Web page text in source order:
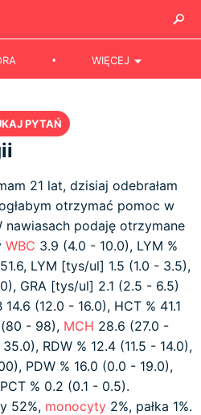
WIĘCEJ
PYTAŃ
21 lat, dzisiaj odebrałam
otrzymać pomoc w
podaję otrzymane
WBC 3.9 (4.0 - 10.0), LYM %
LYM [tys/ul] 1.5 (1.0 - 3.5),
GRA [tys/ul] 2.1 (2.5 - 6.5)
(12.0 - 16.0), HCT % 41.1
- 98), MCH 28.6 (27.0 -
RDW % 12.4 (11.5 - 14.0),
PDW % 16.0 (0.0 - 19.0),
% 0.2 (0.1 - 0.5).
52%, monocyty 2%, pałka 1%.